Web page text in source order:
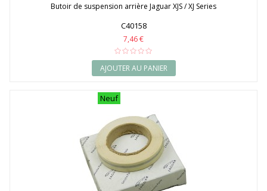
Butoir de suspension arrière Jaguar XJS / XJ Series
C40158
7,46 €
AJOUTER AU PANIER
Neuf